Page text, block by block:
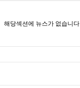
해당섹션에 뉴스가 없습니다